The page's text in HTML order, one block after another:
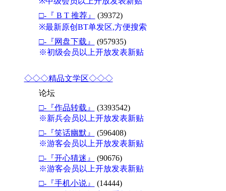
□-『 B T 推荐』
(39372)
※最新原创BT单发区,方便搜索
□-『网盘下载』
(957935)
※初级会员以上开放发表新贴
◇◇◇精品文学区◇◇◇
论坛
□-『作品转载』
(3393542)
※新兵会员以上开放发表新贴
□-『笑话幽默』
(596408)
※游客会员以上开放发表新贴
□-『开心猜迷』
(90676)
※游客会员以上开放发表新贴
□-『手机小说』
(14444)